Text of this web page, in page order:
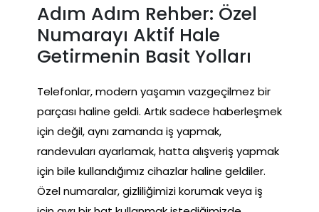
Adım Adım Rehber: Özel
Numarayı Aktif Hale
Getirmenin Basit Yolları
Telefonlar, modern yaşamın vazgeçilmez bir
parçası haline geldi. Artık sadece haberleşmek
için değil, aynı zamanda iş yapmak,
randevuları ayarlamak, hatta alışveriş yapmak
için bile kullandığımız cihazlar haline geldiler.
Özel numaralar, gizliliğimizi korumak veya iş